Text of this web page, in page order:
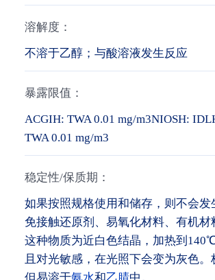
溶解度：
不溶于乙醇；与酸溶液发生反应
暴露限值：
ACGIH: TWA 0.01 mg/m3NIOSH:
TWA 0.01 mg/m3
稳定性/保质期：
如果按照规格使用和储存，则不会发
免接触还原剂、易氧化材料、有机材
这种物质为近白色结晶，加热到
且对光敏感，在光照下会变为灰色。